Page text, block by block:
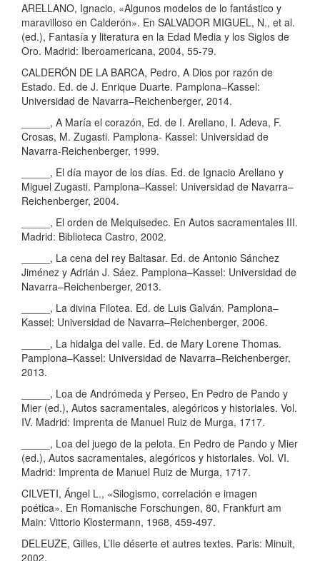
ARELLANO, Ignacio, «Algunos modelos de lo fantástico y
maravilloso en Calderón». En SALVADOR MIGUEL, N., et al.
(ed.), Fantasía y literatura en la Edad Media y los Siglos de
Oro. Madrid: Iberoamericana, 2004, 55-79.
CALDERÓN DE LA BARCA, Pedro, A Dios por razón de
Estado. Ed. de J. Enrique Duarte. Pamplona–Kassel:
Universidad de Navarra–Reichenberger, 2014.
_____, A María el corazón, Ed. de I. Arellano, I. Adeva, F.
Crosas, M. Zugasti. Pamplona- Kassel: Universidad de
Navarra-Reichenberger, 1999.
_____, El día mayor de los días. Ed. de Ignacio Arellano y
Miguel Zugasti. Pamplona–Kassel: Universidad de Navarra–
Reichenberger, 2004.
_____, El orden de Melquisedec. En Autos sacramentales III.
Madrid: Biblioteca Castro, 2002.
_____, La cena del rey Baltasar. Ed. de Antonio Sánchez
Jiménez y Adrián J. Sáez. Pamplona–Kassel: Universidad de
Navarra–Reichenberger, 2013.
_____, La divina Filotea. Ed. de Luis Galván. Pamplona–
Kassel: Universidad de Navarra–Reichenberger, 2006.
_____, La hidalga del valle. Ed. de Mary Lorene Thomas.
Pamplona–Kassel: Universidad de Navarra–Reichenberger,
2013.
_____, Loa de Andrómeda y Perseo, En Pedro de Pando y
Mier (ed.), Autos sacramentales, alegóricos y historiales. Vol.
IV. Madrid: Imprenta de Manuel Ruiz de Murga, 1717.
_____, Loa del juego de la pelota. En Pedro de Pando y Mier
(ed.), Autos sacramentales, alegóricos y historiales. Vol. VI.
Madrid: Imprenta de Manuel Ruiz de Murga, 1717.
CILVETI, Ángel L., «Silogismo, correlación e imagen
poética». En Romanische Forschungen, 80, Frankfurt am
Main: Vittorio Klostermann, 1968, 459-497.
DELEUZE, Gilles, L’Ile déserte et autres textes. Paris: Minuit,
2002.